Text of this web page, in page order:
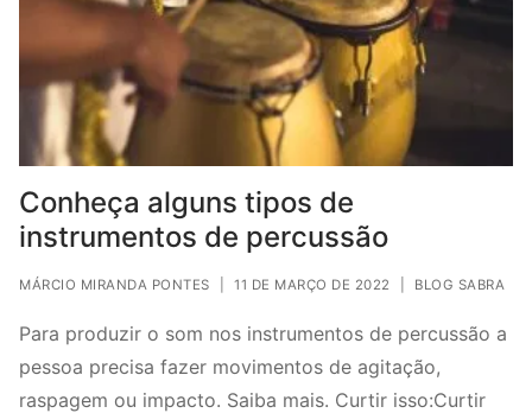
Conheça alguns tipos de
instrumentos de percussão
MÁRCIO MIRANDA PONTES 11 DE MARÇO DE 2022 BLOG SABRA
Para produzir o som nos instrumentos de percussão a
pessoa precisa fazer movimentos de agitação,
raspagem ou impacto. Saiba mais. Curtir isso:Curtir